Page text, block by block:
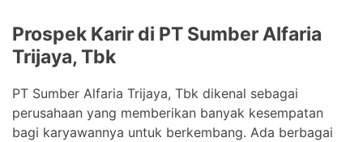
Prospek Karir di PT Sumber Alfaria
Trijaya, Tbk
PT Sumber Alfaria Trijaya, Tbk dikenal sebagai
perusahaan yang memberikan banyak kesempatan
bagi karyawannya untuk berkembang. Ada berbagai